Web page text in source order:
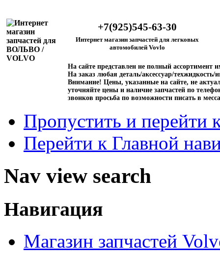
+7(925)545-63-30
Интернет магазин запчастей для легковых
автомобилей Vovlo
На сайте представлен не полный ассортимент
На заказ любая деталь/аксессуар/техжидкость/
Внимание! Цены, указанные на сайте, не
уточняйте цены и наличие запчастей по
звонков просьба по возможности писать в
Пропустить и перейти
Перейти к Главной
Nav view search
Навигация
Магазин запчастей